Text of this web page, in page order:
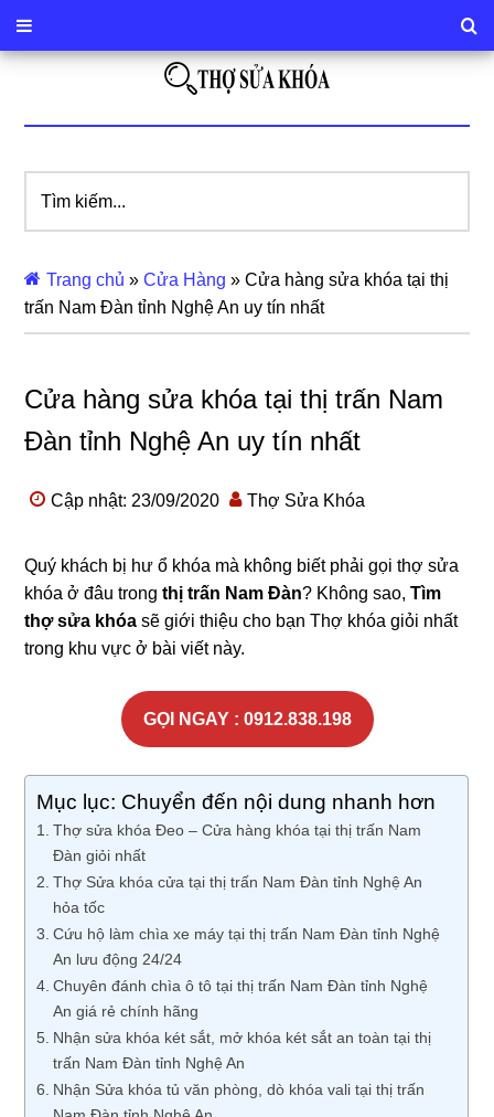
kiếm...
Trang chủ »Cửa Hàng »Cửa hàng sửa khóa tại thị
trấn Nam Đàn tỉnh Nghệ An uy tín nhất
Cửa hàng sửa khóa tại thị trấn Nam
Đàn tỉnh Nghệ An uy tín nhất
Cập nhật: 23/09/2020 Thợ Sửa Khóa
Quý khách bị hư ổ khóa mà không biết phải gọi thợ sửa
khóa ở đâu trongthị trấn Nam Đàn? Không sao,Tìm
thợ sửa khóa sẽ giới thiệu cho bạn Thợ khóa giỏi nhất
trong khu vực ở bài viết này.
GỌI NGAY : 0912.838.198
Mục lục: Chuyển đến nội dung nhanh hơn
Thợ sửa khóa Đeo – Cửa hàng khóa tại thị trấn Nam
Đàn giỏi nhất
Thợ Sửa khóa cửa tại thị trấn Nam Đàn tỉnh Nghệ An
hỏa tốc
Cứu hộ làm chìa xe máy tại thị trấn Nam Đàn tỉnh Nghệ
An lưu động 24/24
Chuyên đánh chìa ô tô tại thị trấn Nam Đàn tỉnh Nghệ
An giá rẻ chính hãng
Nhận sửa khóa két sắt, mở khóa két sắt an toàn tại thị
trấn Nam Đàn tỉnh Nghệ An
Nhận Sửa khóa tủ văn phòng, dò khóa vali tại thị trấn